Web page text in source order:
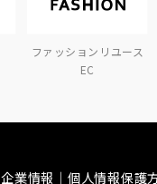
ファッションリユース
EC
企業情報
個人情報保護